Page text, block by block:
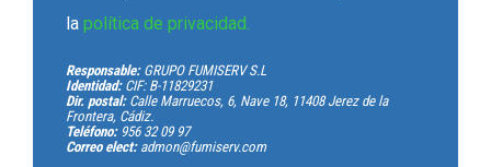
la política de privacidad.
Responsable:GRUPO FUMISERV S.L
Identidad:CIF: B-11829231
Dir. postal:Calle Marruecos, 6, Nave 18, 11408 Jerez de la
Frontera, Cádiz.
Teléfono:956 32 09 97
Correo elect:admon@fumiserv.com